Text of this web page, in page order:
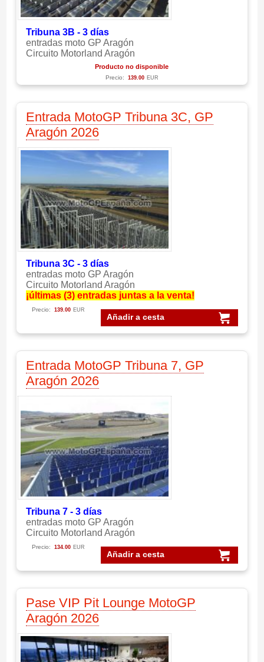
Tribuna 3B - 3 días
entradas moto GP Aragón
Circuito Motorland Aragón
Producto no disponible
Precio: 139.00 EUR
Entrada MotoGP Tribuna 3C, GP
Aragón 2026
Tribuna 3C - 3 días
entradas moto GP Aragón
Circuito Motorland Aragón
¡últimas (3) entradas juntas a la venta!
Añadir a cesta
Precio: 139.00 EUR
Entrada MotoGP Tribuna 7, GP
Aragón 2026
Tribuna 7 - 3 días
entradas moto GP Aragón
Circuito Motorland Aragón
Añadir a cesta
Precio: 134.00 EUR
Pase VIP Pit Lounge MotoGP
Aragón 2026